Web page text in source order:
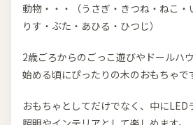
動物・・・（うさぎ・きつね・ねこ・
りす・ぶた・あひる・ひつじ）
2歳ごろからのごっこ遊びやドールハ
始める頃にぴったりの木のおもちゃで
おもちゃとしてだけでなく、中に